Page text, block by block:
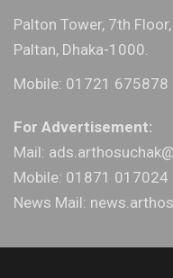
Palton Tower, 7th
Paltan, Dhaka-1000.
Mobile: 01721 675878
For Advertisement:
Mail:
Mobile: 01871 017024
News Mail: